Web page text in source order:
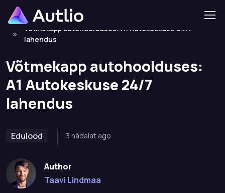
Skip to navigation
Skip to content
Home
Edulood
Võtmekapp autohoolduses: A1 Autokeskuse 24/7
lahendus
Võtmekapp autohoolduses:
A1 Autokeskuse 24/7
lahendus
Edulood 3 nädalat ago
Author
Taavi Lindmaa